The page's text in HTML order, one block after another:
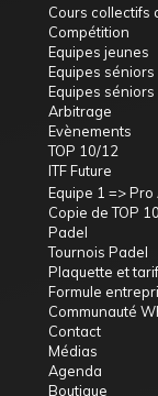
Cours collectifs
Compétition
Equipes jeunes
Equipes séniors
Equipes séniors
Arbitrage
Evènements
TOP 10/12
ITF Future
Equipe 1 => Pro
Copie de TOP
Padel
Tournois Padel
Plaquette et
Formule
Communauté
Contact
Médias
Agenda
Boutique